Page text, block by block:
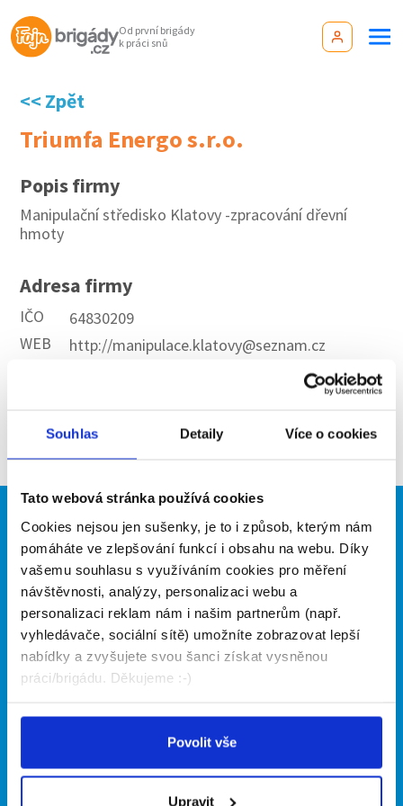
Souhlas Detaily Více o cookies
Tato webová stránka používá cookies
Cookies nejsou jen sušenky, je to i způsob, kterým nám
pomáháte ve zlepšování funkcí i obsahu na webu. Díky
vašemu souhlasu s využíváním cookies pro měření
návštěvnosti, analýzy, personalizaci webu a
personalizaci reklam nám i našim partnerům (např.
vyhledávače, sociální sítě) umožníte zobrazovat lepší
nabídky a zvyšujete svou šanci získat vysněnou
práci/brigádu. Děkujeme :-)
Povolit vše
Upravit
Od první brigády
k práci snů
<< Zpět
Triumfa Energo s.r.o.
Popis firmy
Manipulační středisko Klatovy -zpracování dřevní
hmoty
Adresa firmy
IČO
64830209
WEB
http://manipulace.klatovy@seznam.cz
Firma nyní nemá žádné volné pozice. Zkuste to
prosím znovu za pár dní.
Brigádníci
Články
Hledané brigády
Firmy
Vložit inzerát
Ceník
Propagace
O portálu
O nás
Upravit předvolby cookies
Statistiky pro média
Naše další projekty
INwork.cz